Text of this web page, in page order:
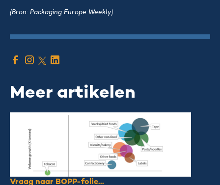
(Bron: Packaging Europe Weekly)
Meer artikelen
Vraag naar BOPP-folie...